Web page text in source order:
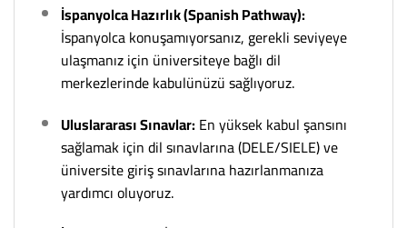
İspanyolca Hazırlık (Spanish Pathway):
İspanyolca konuşamıyorsanız, gerekli seviyeye
ulaşmanız için üniversiteye bağlı dil
merkezlerinde kabulünüzü sağlıyoruz.
Uluslararası Sınavlar: En yüksek kabul şansını
sağlamak için dil sınavlarına (DELE/SIELE) ve
üniversite giriş sınavlarına hazırlanmanıza
yardımcı oluyoruz.